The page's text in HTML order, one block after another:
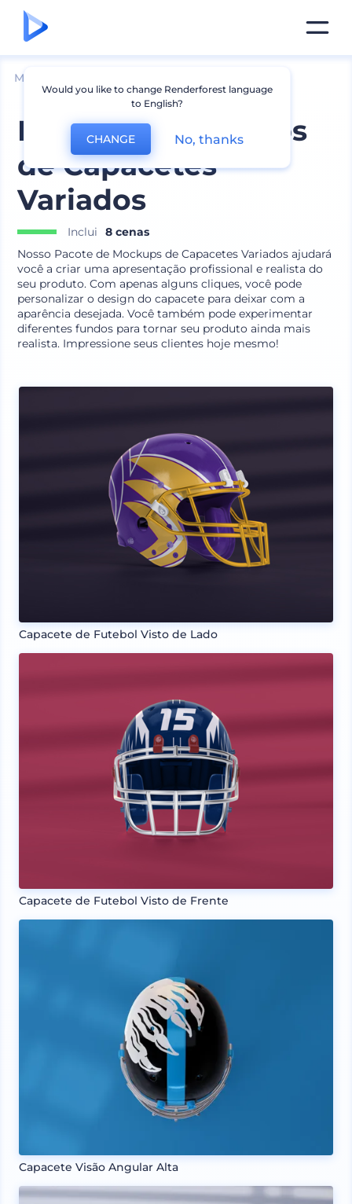
Mockups
Pacote de Mockups
de Capacetes
Variados
Inclui
8 cenas
Nosso Pacote de Mockups de Capacetes Variados ajudará
você a criar uma apresentação profissional e realista do
seu produto. Com apenas alguns cliques, você pode
personalizar o design do capacete para deixar com a
aparência desejada. Você também pode experimentar
diferentes fundos para tornar seu produto ainda mais
realista. Impressione seus clientes hoje mesmo!
Capacete de Futebol Visto de Lado
Capacete de Futebol Visto de Frente
Capacete Visão Angular Alta
Would you like to change Renderforest language
to English?
CHANGE No, thanks